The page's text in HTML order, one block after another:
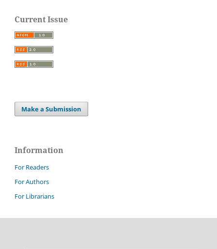
Current Issue
Make a Submission
Information
For Readers
For Authors
For Librarians